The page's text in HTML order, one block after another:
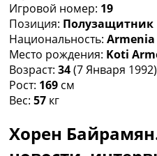
Таблицы групп
Украина.
Украина. Первая
Лига Чемпионов.
Англия. Премьер-
Испания. Ла Лига
Рейтинг стран
Рейтинг клубов
Игровой номер: 19
Позиция: Полузащитник
Национальность: Armenia
Место рождения: Koti
Возраст: 34(7 Января 1992)
Рост: 169 см
Вес: 57 кг
Хорен